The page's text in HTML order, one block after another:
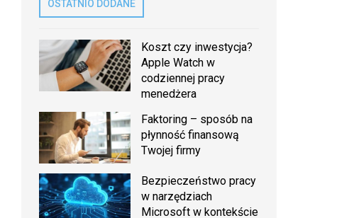
OSTATNIO DODANE
Koszt czy inwestycja?
Apple Watch w
codziennej pracy
menedżera
Faktoring – sposób na
płynność finansową
Twojej firmy
Bezpieczeństwo pracy
w narzędziach
Microsoft w kontekście